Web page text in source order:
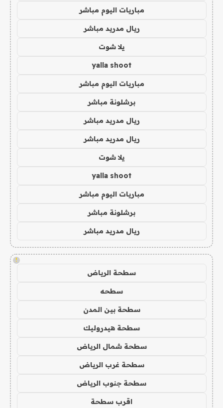
مباريات اليوم مباشر
ريال مدريد مباشر
يلا شوت
yalla shoot
مباريات اليوم مباشر
برشلونة مباشر
ريال مدريد مباشر
ريال مدريد مباشر
يلا شوت
yalla shoot
مباريات اليوم مباشر
برشلونة مباشر
ريال مدريد مباشر
!
سطحة الرياض
سطحه
سطحة بين المدن
سطحة هيدروليك
سطحة شمال الرياض
سطحة غرب الرياض
سطحة جنوب الرياض
اقرب سطحة